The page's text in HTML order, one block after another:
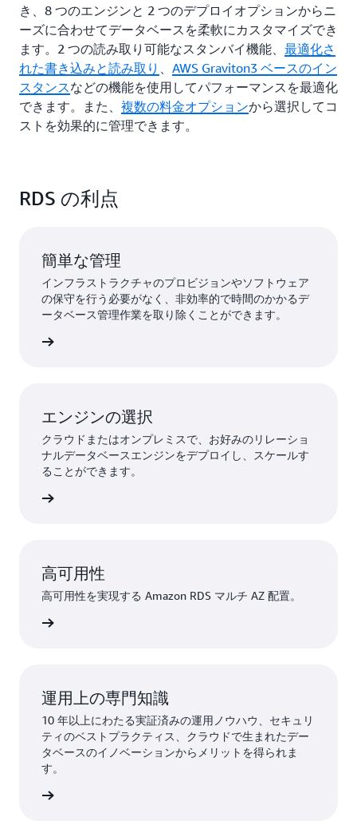
き、8 つのエンジンと 2 つのデプロイオプションからニ
ーズに合わせてデータベースを柔軟にカスタマイズでき
ます。2 つの読み取り可能なスタンバイ機能、 最適化さ
れた書き込みと読み取り 、 AWS Graviton3 ベースのイン
スタンスなどの機能を使用してパフォーマンスを最適化
できます。また、 複数の料金オプションから選択してコ
ストを効果的に管理できます。
RDS の利点
簡単な管理
インフラストラクチャのプロビジョンやソフトウェア
の保守を行う必要がなく、非効率的で時間のかかるデ
ータベース管理作業を取り除くことができます。
エンジンの選択
クラウドまたはオンプレミスで、お好みのリレーショ
ナルデータベースエンジンをデプロイし、スケールす
ることができます。
高可用性
高可用性を実現する Amazon RDS マルチ AZ 配置。
運用上の専門知識
10 年以上にわたる実証済みの運用ノウハウ、セキュリ
ティのベストプラクティス、クラウドで生まれたデー
タベースのイノベーションからメリットを得られま
す。